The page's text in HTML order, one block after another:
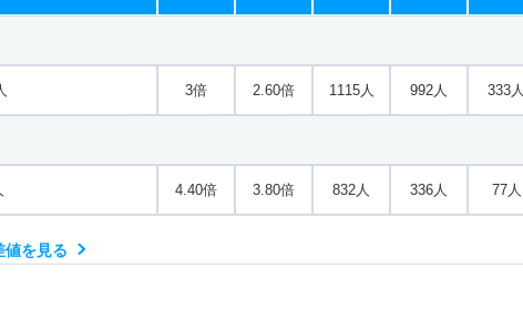
3倍 2.60倍 1115人 992人 333人
4.40倍 3.80倍 832人 336人 77人
値を見る